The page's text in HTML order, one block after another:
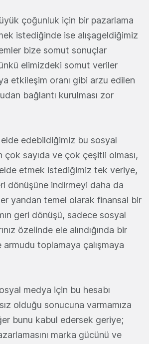
çoğunluk için bir pazarlama
istediğinde ise alışageldiğimiz
bize somut sonuçlar
elimizdeki somut veriler
etkileşim oranı gibi arzu edilen
bağlantı kurulması zor
edebildiğimiz bu sosyal
çok sayıda ve çok çeşitli olması,
etmek istediğimiz tek veriye,
dönüşüne indirmeyi daha da
yandan temel olarak finansal bir
geri dönüşü, sadece sosyal
özelinde ele alındığında bir
armudu toplamaya çalışmaya
medya için bu hesabı
olduğu sonucuna varmamıza
bunu kabul edersek geriye;
marka gücünü ve